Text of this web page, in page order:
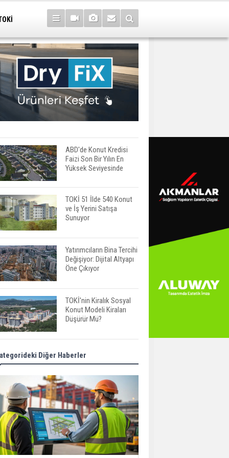
ABD'de Konut Kredisi
Faizi Son Bir Yılın En
Yüksek Seviyesinde
TOKİ 51 İlde 540 Konut
ve İş Yerini Satışa
Sunuyor
Yatırımcıların Bina Tercihi
Değişiyor: Dijital Altyapı
Öne Çıkıyor
TOKİ'nin Kiralık Sosyal
Konut Modeli Kiraları
Düşürür Mü?
İkinci El Konut Fiyatları
İspanya'da Bir Yılda
Konut Satışları Güçlü
Seyrini Korudu Yabancıya
Satış Geriledi
ABD'de İnşaat
Diğer Haberler